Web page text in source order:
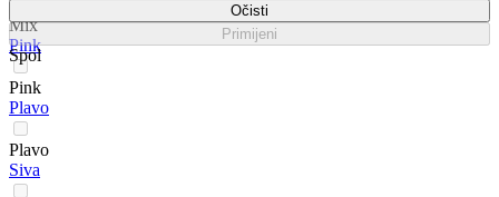
Mix
Pink
Pink
Plavo
Plavo
Siva
Očisti
Primijeni
Spol